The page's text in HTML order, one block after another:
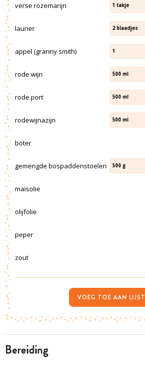
bereiding
verse rozemarijn 1 takje
laurier 2 blaadjes
appel (granny smith) 1
rode wijn 500 ml
rode port 500 ml
rodewijnazijn 500 ml
boter
gemengde bospaddenstoelen 500 g
maïsolie
olijfolie
peper
zout
VOEG TOE AAN LIJST